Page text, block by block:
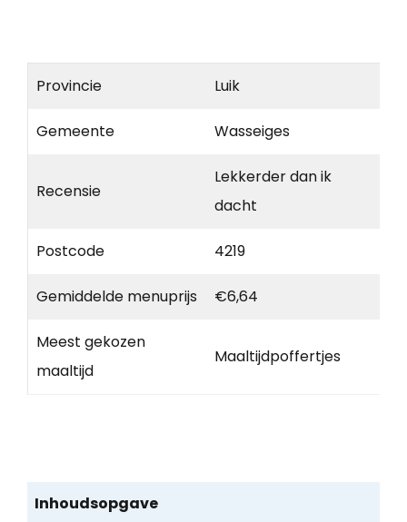
Provincie Luik
Gemeente Wasseiges
Recensie
Lekkerder dan ik
dacht
Postcode 4219
Gemiddelde menuprijs €6,64
Meest gekozen
maaltijd
Maaltijdpoffertjes
Inhoudsopgave